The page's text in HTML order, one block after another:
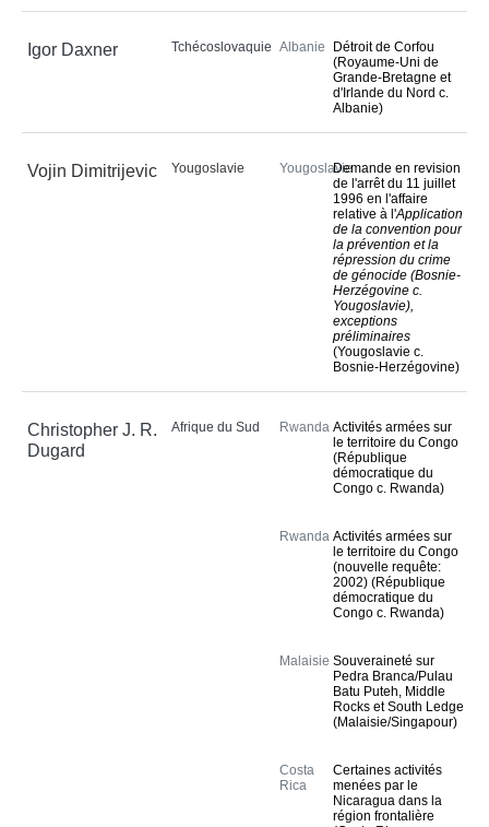
Igor Daxner Tchécoslovaquie Albanie
Détroit de Corfou
(Royaume-Uni de
Grande-Bretagne et
d'Irlande du Nord c.
Albanie)
Vojin Dimitrijevic Yougoslavie YougoslavieDemande en revision
de l'arrêt du 11 juillet
1996 en l'affaire
relative à l'Application
de la convention pour
la prévention et la
répression du crime
de génocide (Bosnie-
Herzégovine c.
Yougoslavie),
exceptions
préliminaires
(Yougoslavie c.
Bosnie-Herzégovine)
Christopher J. R.
Dugard
Afrique du Sud Rwanda Activités armées sur
le territoire du Congo
(République
démocratique du
Congo c. Rwanda)
Rwanda Activités armées sur
le territoire du Congo
(nouvelle requête:
2002) (République
démocratique du
Congo c. Rwanda)
Malaisie Souveraineté sur
Pedra Branca/Pulau
Batu Puteh, Middle
Rocks et South Ledge
(Malaisie/Singapour)
Costa
Rica
Certaines activités
menées par le
Nicaragua dans la
région frontalière